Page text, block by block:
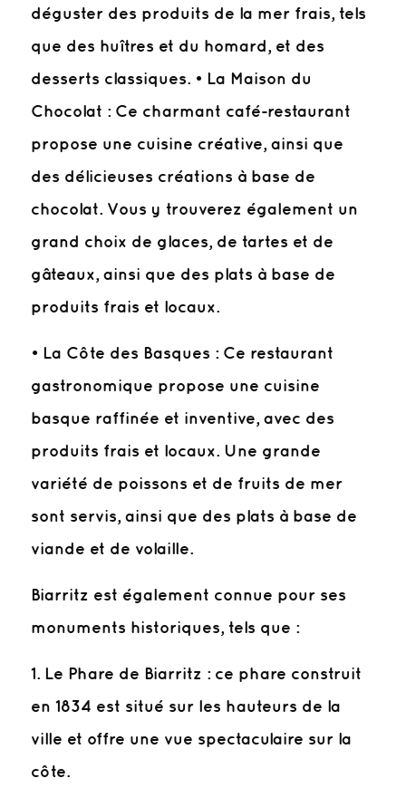
déguster des produits de la mer frais, tels
que des huîtres et du homard, et des
desserts classiques. • La Maison du
Chocolat : Ce charmant café-restaurant
propose une cuisine créative, ainsi que
des délicieuses créations à base de
chocolat. Vous y trouverez également un
grand choix de glaces, de tartes et de
gâteaux, ainsi que des plats à base de
produits frais et locaux.
• La Côte des Basques : Ce restaurant
gastronomique propose une cuisine
basque raffinée et inventive, avec des
produits frais et locaux. Une grande
variété de poissons et de fruits de mer
sont servis, ainsi que des plats à base de
viande et de volaille.
Biarritz est également connue pour ses
monuments historiques, tels que :
1. Le Phare de Biarritz : ce phare construit
en 1834 est situé sur les hauteurs de la
ville et offre une vue spectaculaire sur la
côte.